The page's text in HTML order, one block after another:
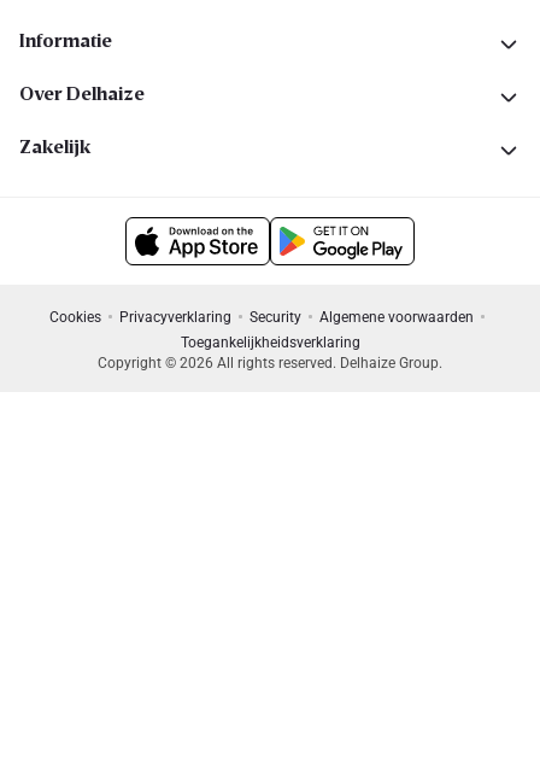
Informatie
Over Delhaize
Zakelijk
Cookies Privacyverklaring Security
Algemene voorwaarden
Toegankelijkheidsverklaring
Copyright © 2026 All rights reserved. Delhaize Group.